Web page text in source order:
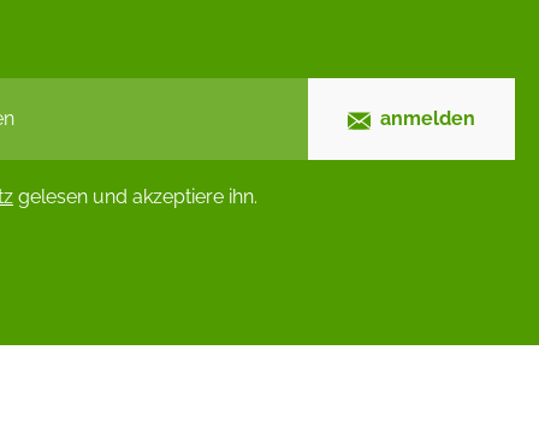
anmelden
gelesen und akzeptiere ihn.